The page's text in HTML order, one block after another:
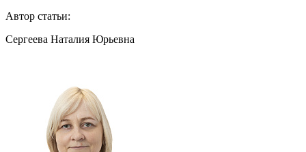
Автор статьи:
Сергеева Наталия Юрьевна